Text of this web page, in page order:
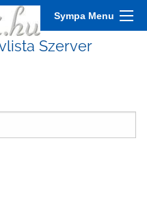
Sympa Menu
Szerver